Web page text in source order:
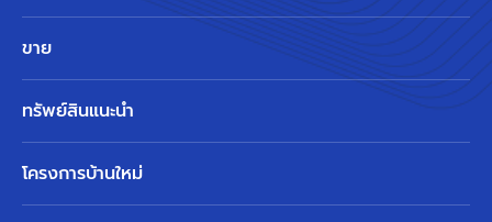
ขาย
ทรัพย์สินแนะนำ
โครงการบ้านใหม่